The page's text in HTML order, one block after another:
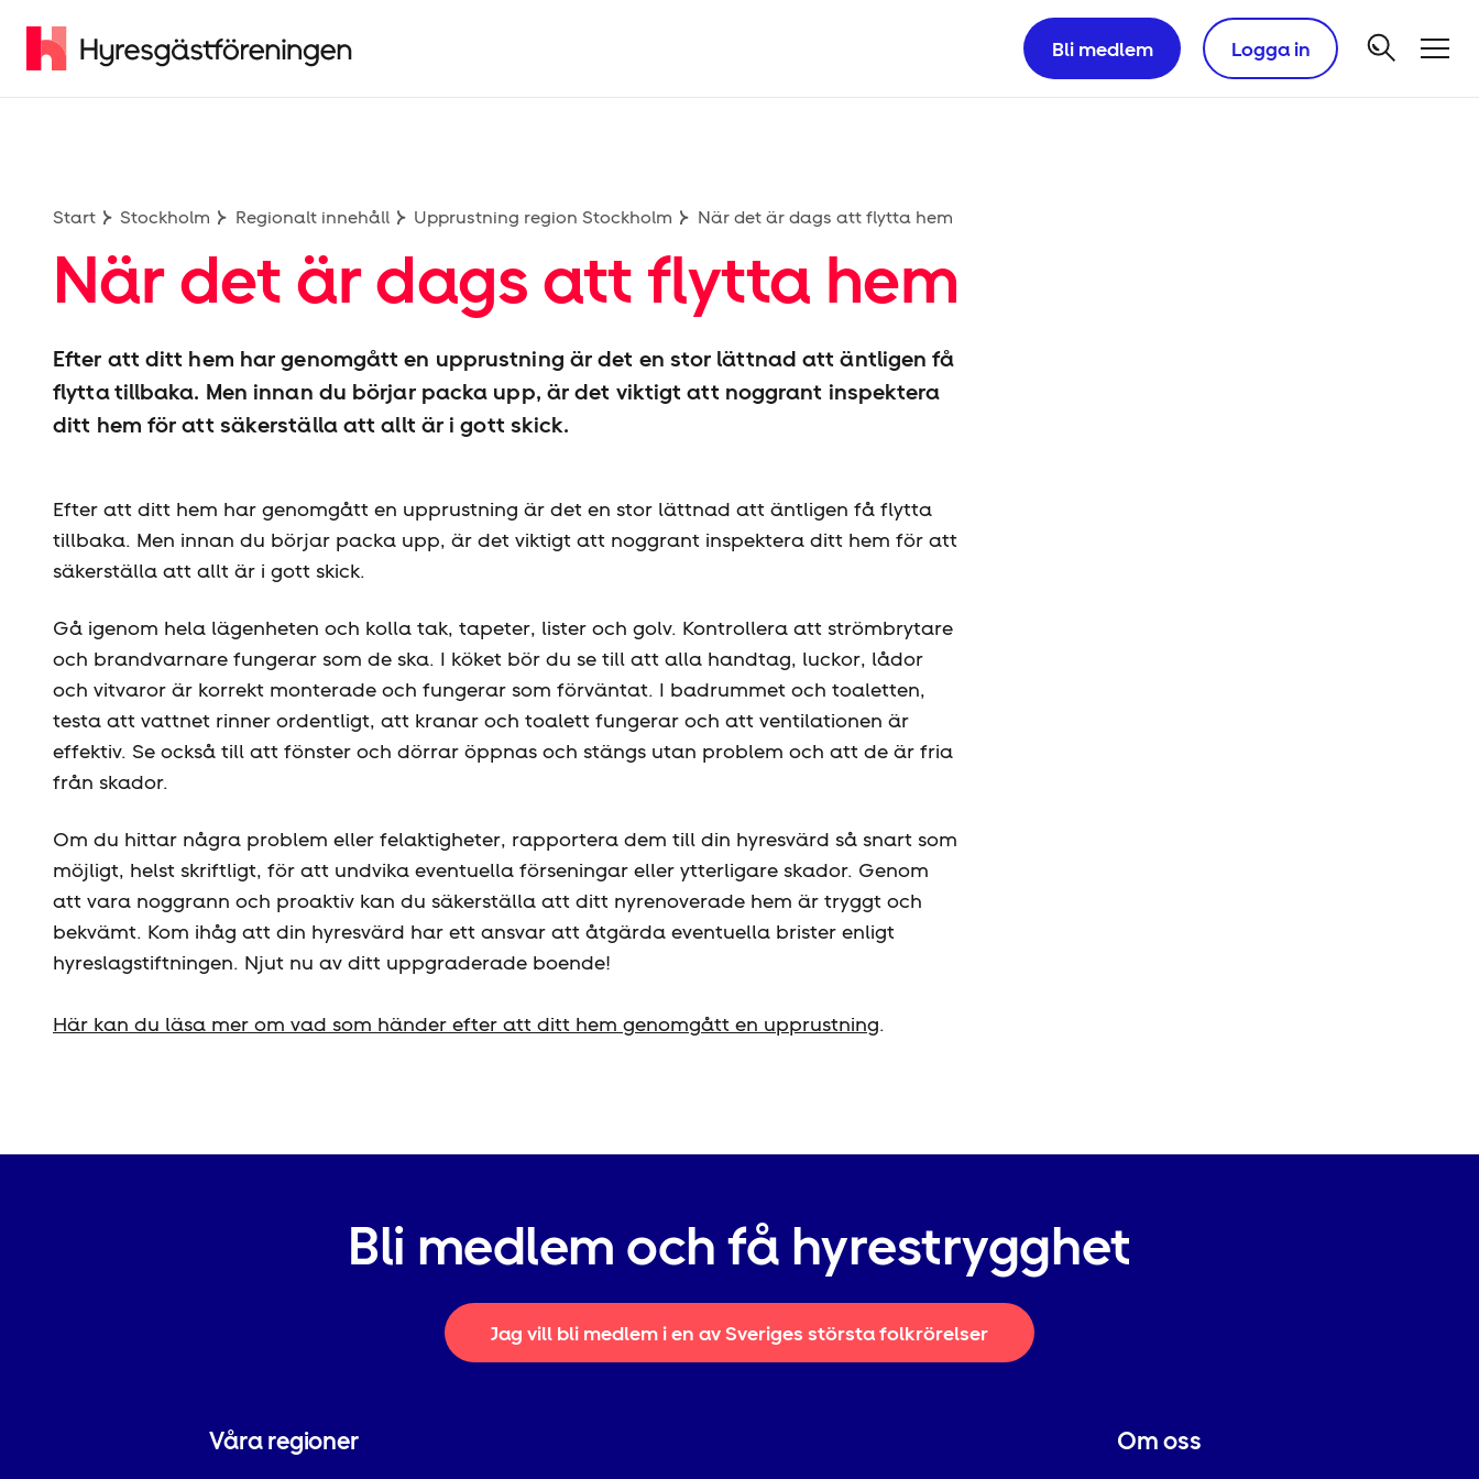
Bli medlem Logga in
Start Stockholm Regionalt innehåll Upprustning region Stockholm När det är dags att flytta hem
När det är dags att flytta hem
Efter att ditt hem har genomgått en upprustning är det en stor lättnad att äntligen få
flytta tillbaka. Men innan du börjar packa upp, är det viktigt att noggrant inspektera
ditt hem för att säkerställa att allt är i gott skick.
Efter att ditt hem har genomgått en upprustning är det en stor lättnad att äntligen få flytta
tillbaka. Men innan du börjar packa upp, är det viktigt att noggrant inspektera ditt hem för att
säkerställa att allt är i gott skick.
Gå igenom hela lägenheten och kolla tak, tapeter, lister och golv. Kontrollera att strömbrytare
och brandvarnare fungerar som de ska. I köket bör du se till att alla handtag, luckor, lådor
och vitvaror är korrekt monterade och fungerar som förväntat. I badrummet och toaletten,
testa att vattnet rinner ordentligt, att kranar och toalett fungerar och att ventilationen är
effektiv. Se också till att fönster och dörrar öppnas och stängs utan problem och att de är fria
från skador.
Om du hittar några problem eller felaktigheter, rapportera dem till din hyresvärd så snart som
möjligt, helst skriftligt, för att undvika eventuella förseningar eller ytterligare skador. Genom
att vara noggrann och proaktiv kan du säkerställa att ditt nyrenoverade hem är tryggt och
bekvämt. Kom ihåg att din hyresvärd har ett ansvar att åtgärda eventuella brister enligt
hyreslagstiftningen. Njut nu av ditt uppgraderade boende!
Här kan du läsa mer om vad som händer efter att ditt hem genomgått en upprustning.
Bli medlem och få hyrestrygghet
Jag vill bli medlem i en av Sveriges största folkrörelser
Våra regioner Om oss